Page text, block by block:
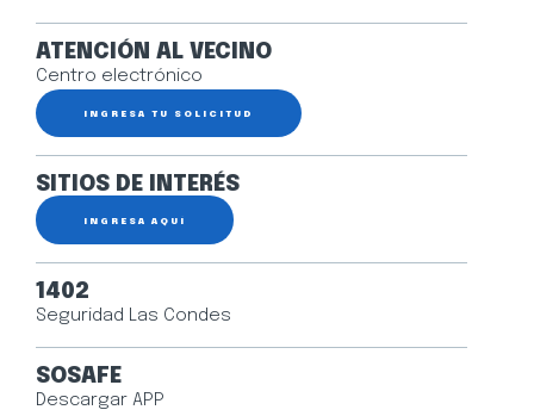
ATENCIÓN AL VECINO
Centro electrónico
INGRESA TU SOLICITUD
SITIOS DE INTERÉS
INGRESA AQUÍ
1402
Seguridad Las Condes
SOSAFE
Descargar APP